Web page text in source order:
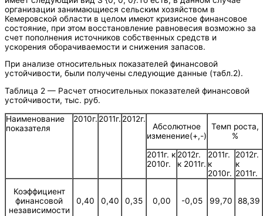
организации занимающиеся сельским хозяйством в
Кемеровской области в целом имеют кризисное финансовое
состояние, при этом восстановление равновесия возможно за
счет пополнения источников собственных средств и
ускорения оборачиваемости и снижения запасов.
При анализе относительных показателей финансовой
устойчивости, были получены следующие данные (табл.2).
Таблица 2 — Расчет относительных показателей финансовой
устойчивости, тыс. руб.
Наименование
показателя
2010г. 2011г. 2012г.
Абсолютное
изменение(+,-)
Темп роста,
%
2011г. к
2010г.
2012г.
к 2011г.
2011г.
к
2010г.
2012г.
к
2011г.
Коэффициент
финансовой
независимости
0,40 0,40 0,35 0,00 -0,05 99,70 88,39